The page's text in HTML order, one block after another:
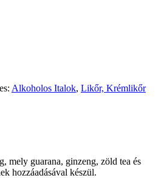
Alkoholos Italok, Likőr, Krémlikőr
mely guarana, ginzeng, zöld tea és
hozzáadásával készül.